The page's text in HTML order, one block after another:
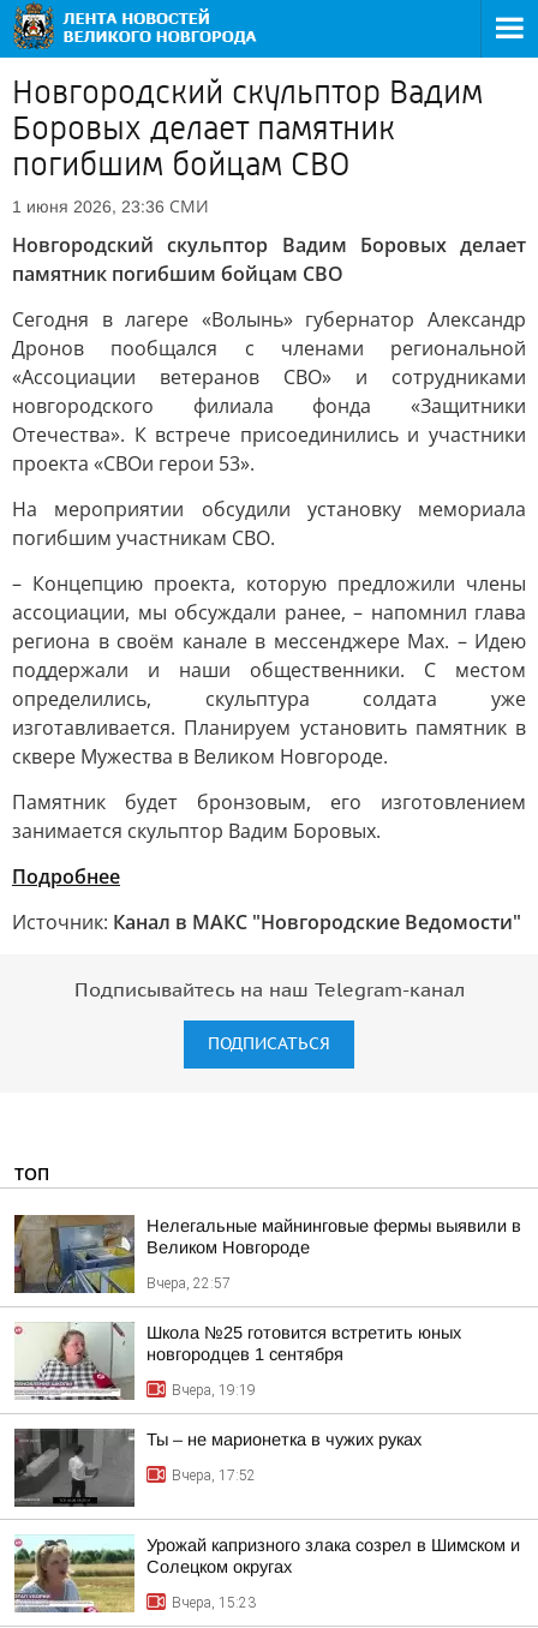
Новгородский скульптор Вадим
Боровых делает памятник
погибшим бойцам СВО
1 июня 2026, 23:36 СМИ
Новгородский скульптор Вадим Боровых делает
памятник погибшим бойцам СВО
Сегодня в лагере «Волынь» губернатор Александр
Дронов пообщался с членами региональной
«Ассоциации ветеранов СВО» и сотрудниками
новгородского филиала фонда «Защитники
Отечества». К встрече присоединились и участники
проекта «СВОи герои 53».
На мероприятии обсудили установку мемориала
погибшим участникам СВО.
– Концепцию проекта, которую предложили члены
ассоциации, мы обсуждали ранее, – напомнил глава
региона в своём канале в мессенджере Мах. – Идею
поддержали и наши общественники. С местом
определились, скульптура солдата уже
изготавливается. Планируем установить памятник в
сквере Мужества в Великом Новгороде.
Памятник будет бронзовым, его изготовлением
занимается скульптор Вадим Боровых.
Подробнее
Источник: Канал в МАКС "Новгородские Ведомости"
Подписывайтесь на наш Telegram-канал
ПОДПИСАТЬСЯ
ТОП
Нелегальные майнинговые фермы выявили в
Великом Новгороде
Вчера, 22:57
Школа №25 готовится встретить юных
новгородцев 1 сентября
Вчера, 19:19
Ты – не марионетка в чужих руках
Вчера, 17:52
Урожай капризного злака созрел в Шимском и
Солецком округах
Вчера, 15:23